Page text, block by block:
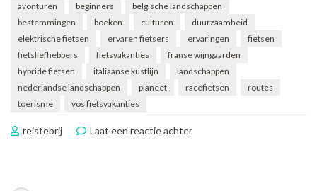
avonturen beginners
belgische landschappen
bestemmingen
boeken culturen
duurzaamheid
elektrische fietsen
ervaren fietsers ervaringen
fietsen
fietsliefhebbers
fietsvakanties
franse wijngaarden
hybride fietsen
italiaanse kustlijn
landschappen
nederlandse landschappen
planeet racefietsen
routes
toerisme
vos fietsvakanties
reistebrij Laat een reactie achterop